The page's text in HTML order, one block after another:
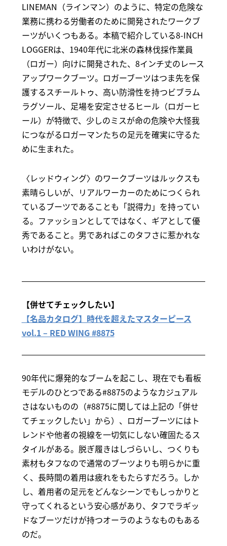
LINEMAN（ラインマン）のように、特定の危険な
業務に携わる労働者のために開発されたワークブ
ーツがいくつもある。本稿で紹介している8-INCH
LOGGERは、1940年代に北米の森林伐採作業員
（ロガー）向けに開発された、8インチ丈のレース
アップワークブーツ。ロガーブーツはつま先を保
護するスチールトゥ、高い防滑性を持つビブラム
ラグソール、足場を安定させるヒール（ロガーヒ
ール）が特徴で、少しのミスが命の危険や大怪我
につながるロガーマンたちの足元を確実に守るた
めに生まれた。
〈レッドウィング〉のワークブーツはルックスも
素晴らしいが、リアルワーカーのためにつくられ
ているブーツであることも「説得力」を持ってい
る。ファッションとしてではなく、ギアとして優
秀であること。男であればこのタフさに惹かれな
いわけがない。
【併せてチェックしたい】
【名品カタログ】時代を超えたマスターピース
vol.1 – RED WING #8875
90年代に爆発的なブームを起こし、現在でも看板
モデルのひとつである#8875のようなカジュアル
さはないものの（#8875に関しては上記の「併せ
てチェックしたい」から）、ロガーブーツにはト
レンドや他者の視線を一切気にしない確固たるス
タイルがある。脱ぎ履きはしづらいし、つくりも
素材もタフなので通常のブーツよりも明らかに重
く、長時間の着用は疲れをもたらすだろう。しか
し、着用者の足元をどんなシーンでもしっかりと
守ってくれるという安心感があり、タフでラギッ
ドなブーツだけが持つオーラのようなものもある
のだ。